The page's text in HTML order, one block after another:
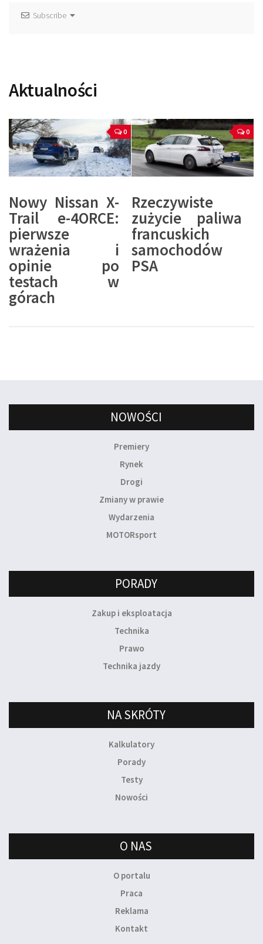
Subscribe
Aktualności
0
Nowy Nissan X-
Trail e-4ORCE:
pierwsze
wrażenia i
opinie po
testach w
górach
0
Rzeczywiste
zużycie paliwa
francuskich
samochodów
PSA
NOWOŚCI
Premiery
Rynek
Drogi
Zmiany w prawie
Wydarzenia
MOTORsport
PORADY
Zakup i eksploatacja
Technika
Prawo
Technika jazdy
NA SKRÓTY
Kalkulatory
Porady
Testy
Nowości
O NAS
O portalu
Praca
Reklama
Kontakt